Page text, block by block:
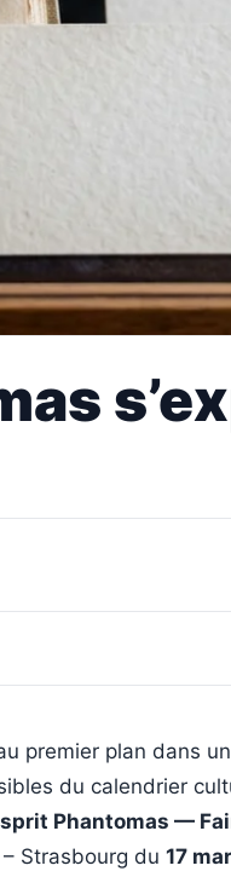
premier plan dans
du calendrier
Phantomas —
Strasbourg du 17